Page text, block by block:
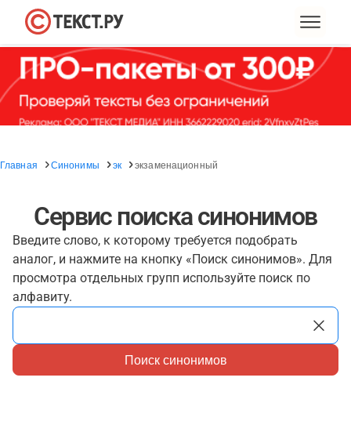
Главная Синонимы эк экзаменационный
Сервис поиска синонимов
Введите слово, к которому требуется подобрать
аналог, и нажмите на кнопку «Поиск синонимов». Для
просмотра отдельных групп используйте поиск по
алфавиту.
Поиск синонимов